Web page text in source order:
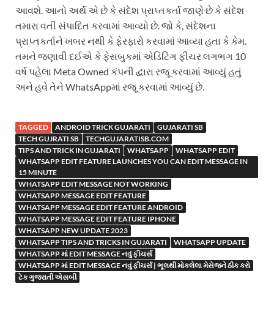
આવશે. આનો અર્થ એ છે કે સંદેશ પ્રાપ્તકર્તા જાણે છે કે સંદેશ
તમારા વતી સંપાદિત કરવામાં આવ્યો છે. જો કે, સંદેશના
પ્રાપ્તકર્તાને ખબર નથી કે ફેરફારો કરવામાં આવ્યા હતા કે કેમ.
તમને જણાવી દઈએ કે ફેસબુકમાં એડિટિંગ ફીચર લગભગ 10
વર્ષ પહેલા Meta Owned કંપની દ્વારા રજૂ કરવામાં આવ્યું હતું
અને હવે તેને WhatsAppમાં રજૂ કરવામાં આવ્યું છે.
TAGGED ANDROID TRICK GUJARATI
GUJARATI SB
TECH GUJRATI SB
TECHGUJARATISB.COM
TIPS AND TRICK IN GUJARATI
WHATSAPP
WHATSAPP EDIT
WHATSAPP EDIT FEATURE LAUNCHES YOU CAN EDIT MESSAGE IN
15 MINUTE
WHATSAPP EDIT MESSAGE NOT WORKING
WHATSAPP MESSAGE EDIT FEATURE
WHATSAPP MESSAGE EDIT FEATURE ANDROID
WHATSAPP MESSAGE EDIT FEATURE IPHONE
WHATSAPP NEW UPDATE 2023
WHATSAPP TIPS AND TRICKS IN GUJARATI
WHATSAPP UPDATE
WHATSAPP માં EDIT MESSAGE નવું ફીચર્સ
WHATSAPP માં EDIT MESSAGE નવું ફીચર્સ | ભૂલથી મોકલેલા મેસેજને ઠીક કરો
ટેક ગુજરાતી એસબી